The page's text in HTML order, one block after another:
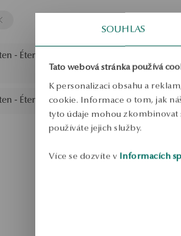
SOUHLAS
Tato webová stránka používá
K personalizaci obsahu a
cookie. Informace o tom, jak
tyto údaje mohou
používáte jejich služby.
Více se dozvíte v Informacích
- Éternel
- Éternel Snubní